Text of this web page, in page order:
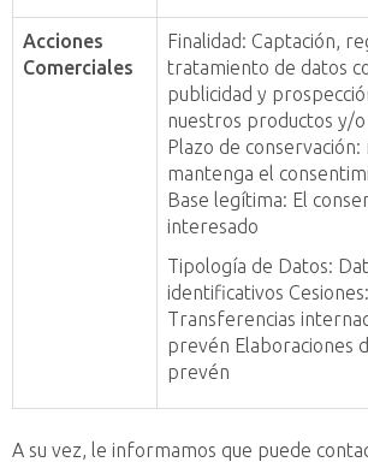
Acciones
Comerciales
Finalidad: Captación,
tratamiento de datos
publicidad y
nuestros productos y/o
Plazo de conservación:
mantenga el
Base legítima: El
interesado
Tipología de Datos:
identificativos
Transferencias
prevén Elaboraciones
prevén
A su vez, le informamos que puede